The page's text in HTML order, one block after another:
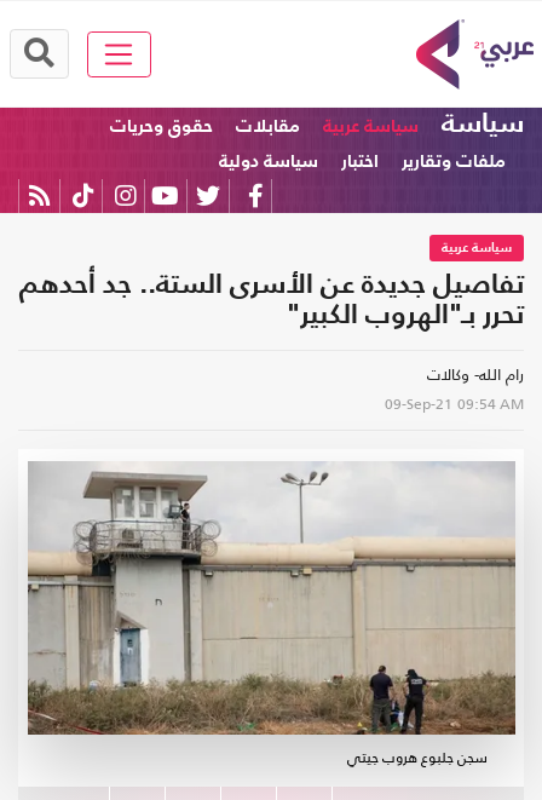
سياسة سياسة عربية مقابلات
حقوق وحريات
ملفات وتقارير
اختبار سياسة دولية
سياسة عربية
تفاصيل جديدة عن الأسرى الستة.. جد أحدهم
تحرر بـ"الهروب الكبير"
رام الله- وكالات
09-Sep-21 09:54 AM
سجن جلبوع هروب جيتي